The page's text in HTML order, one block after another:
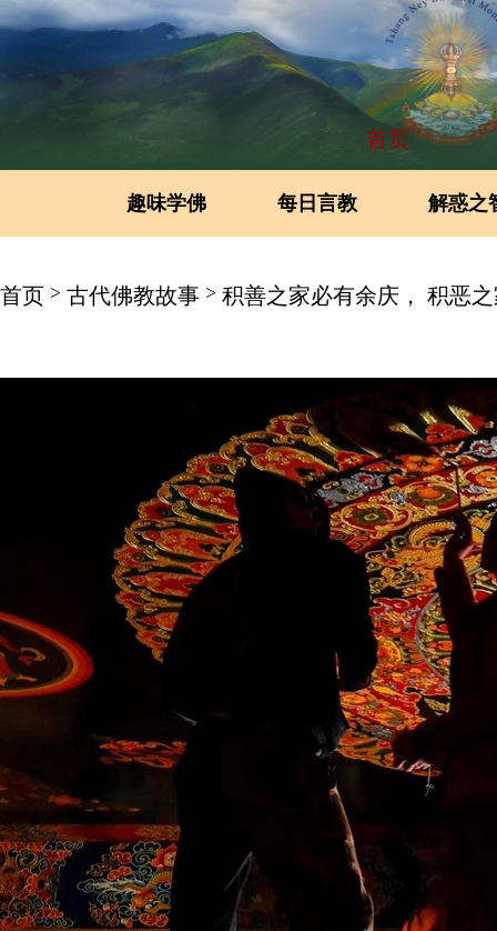
首页
趣味学佛 每日言教 解惑之
首页 > 古代佛教故事 > 积善之家必有余庆， 积恶